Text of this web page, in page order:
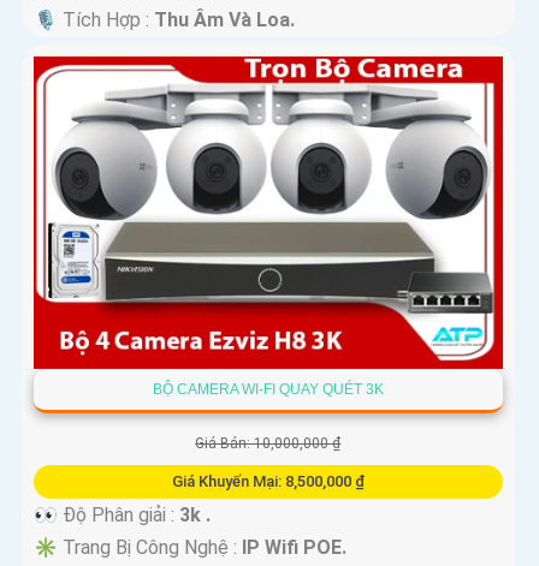
️🎙 Tích Hợp : Thu Âm Và Loa.
BỘ CAMERA WI-FI QUAY QUÉT 3K
Giá Bán: 10,000,000 ₫
Giá Khuyến Mại: 8,500,000 ₫
️
👀 Độ Phân giải : 3k .
✳️ Trang Bị Công Nghệ : IP Wifi POE.